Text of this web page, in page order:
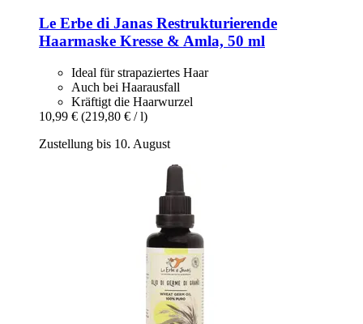
Le Erbe di Janas Restrukturierende
Haarmaske Kresse & Amla, 50 ml
Ideal für strapaziertes Haar
Auch bei Haarausfall
Kräftigt die Haarwurzel
10,99 € (219,80 € / l)
Zustellung bis 10. August